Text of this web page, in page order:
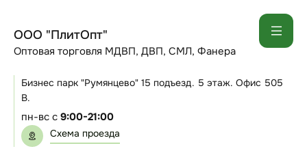
ООО "ПлитОпт"
Оптовая торговля МДВП, ДВП, СМЛ, Фанера
Схема проезда
пн-вс с 9:00-21:00
Бизнес парк "Румянцево" 15 подъезд. 5 этаж. Офис 505
В.